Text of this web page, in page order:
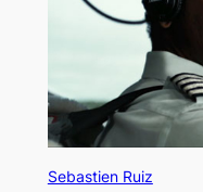
Sebastien Ruiz